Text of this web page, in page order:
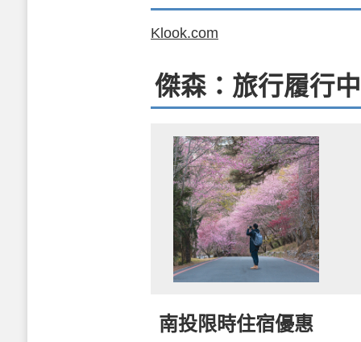
Klook.com
傑森：旅行履行中
南投限時住宿優惠